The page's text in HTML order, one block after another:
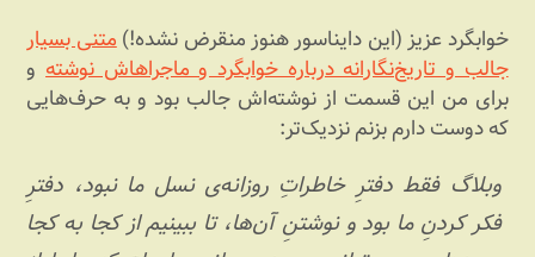
خوابگرد عزیز (این دایناسور هنوز منقرض نشده!)متنی بسیار
جالب و تاریخ‌نگارانه درباره خوابگرد و ماجراهاش نوشتهو
برای من این قسمت از نوشته‌اش جالب بود و به حرف‌هایی
که دوست دارم بزنم نزدیک‌تر:
وبلاگ فقط دفترِ خاطراتِ روزانه‌ی نسل ما نبود، دفترِ
فکر کردنِ ما بود و نوشتنِ آن‌ها، تا ببینیم از کجا به کجا